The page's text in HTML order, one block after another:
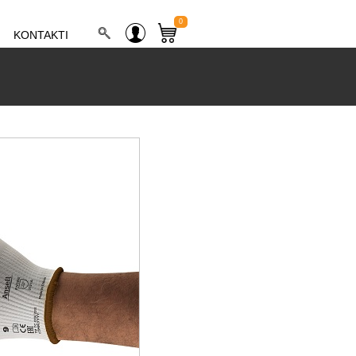
KONTAKTI
0